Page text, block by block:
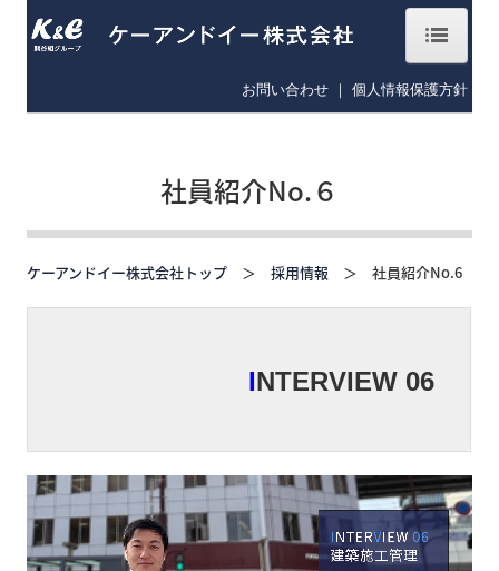
社長メッセージ
熊谷組グループ
採用情報
お問い合わせ ｜ 個人情報保護方針
社員紹介No.６
ケーアンドイー株式会社トップ ＞採用情報 ＞ 社員紹介No.6
INTERVIEW 06